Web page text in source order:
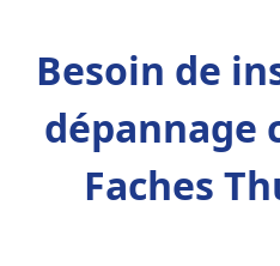
Besoin de
dépannage
Faches